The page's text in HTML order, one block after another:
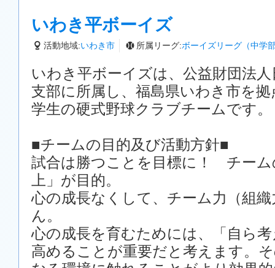
いわき平ボーイズ
活動地域:いわき市 所属リーグ:ボーイズリーグ（中学
いわき平ボーイズは、公益財団法
支部に所属し、福島県いわき市を
学生の硬式野球クラブチームです。
■チームの目的及び活動方針■
試合は勝つことを目標に！ チーム
上」が目的。
心の成長なくして、チーム力（組
ん。
心の成長を育むためには、「自ら
高めることが重要だと考えます。